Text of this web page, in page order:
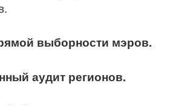
выборности мэров.
аудит регионов.